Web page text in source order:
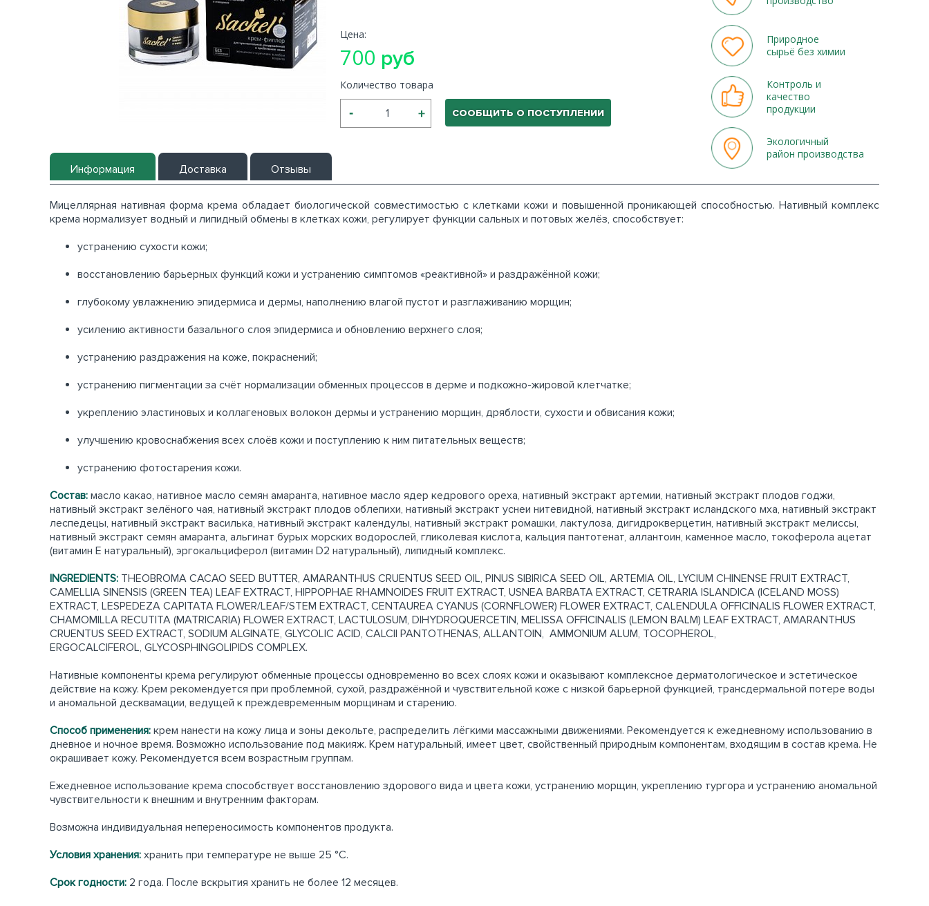
Цена:
700 руб
Количество товара
СООБЩИТЬ О ПОСТУПЛЕНИИ
Природное
сырьё без химии
Контроль и
качество
продукции
Экологичный
район производства
Информация Доставка Отзывы
Мицеллярная нативная форма крема обладает биологической совместимостью с клетками кожи и повышенной проникающей способностью. Нативный комплекс
крема нормализует водный и липидный обмены в клетках кожи, регулирует функции сальных и потовых желёз, способствует:
устранению сухости кожи;
восстановлению барьерных функций кожи и устранению симптомов «реактивной» и раздражённой кожи;
глубокому увлажнению эпидермиса и дермы, наполнению влагой пустот и разглаживанию морщин;
усилению активности базального слоя эпидермиса и обновлению верхнего слоя;
устранению раздражения на коже, покраснений;
устранению пигментации за счёт нормализации обменных процессов в дерме и подкожно-жировой клетчатке;
укреплению эластиновых и коллагеновых волокон дермы и устранению морщин, дряблости, сухости и обвисания кожи;
улучшению кровоснабжения всех слоёв кожи и поступлению к ним питательных веществ;
устранению фотостарения кожи.
Состав: масло какао, нативное масло семян амаранта, нативное масло ядер кедрового ореха, нативный экстракт артемии, нативный экстракт плодов годжи,
нативный экстракт зелёного чая, нативный экстракт плодов облепихи, нативный экстракт уснеи нитевидной, нативный экстракт исландского мха, нативный экстракт
леспедецы, нативный экстракт василька, нативный экстракт календулы, нативный экстракт ромашки, лактулоза, дигидрокверцетин, нативный экстракт мелиссы,
нативный экстракт семян амаранта, альгинат бурых морских водорослей, гликолевая кислота, кальция пантотенат, аллантоин, каменное масло, токоферола ацетат
(витамин Е натуральный), эргокальциферол (витамин D2 натуральный), липидный комплекс.
INGREDIENTS: THEOBROMA CACAO SEED BUTTER, AMARANTHUS CRUENTUS SEED OIL, PINUS SIBIRICA SEED OIL, ARTEMIA OIL, LYCIUM CHINENSE FRUIT EXTRACT,
CAMELLIA SINENSIS (GREEN TEA) LEAF EXTRACT, HIPPOPHAE RHAMNOIDES FRUIT EXTRACT, USNEA BARBATA EXTRACT, CETRARIA ISLANDICA (ICELAND MOSS)
EXTRACT, LESPEDEZA CAPITATA FLOWER/LEAF/STEM EXTRACT, CENTAUREA CYANUS (CORNFLOWER) FLOWER EXTRACT, CALENDULA OFFICINALIS FLOWER EXTRACT,
CHAMOMILLA RECUTITA (MATRICARIA) FLOWER EXTRACT, LACTULOSUM, DIHYDROQUERCETIN, MELISSA OFFICINALIS (LEMON BALM) LEAF EXTRACT, AMARANTHUS
CRUENTUS SEED EXTRACT, SODIUM ALGINATE, GLYCOLIC ACID, CALCII PANTOTHENAS, ALLANTOIN, AMМONIUМ ALUM, TOCOPHEROL,
ERGOCALCIFEROL, GLYCOSPHINGOLIPIDS COMPLEX.
Нативные компоненты крема регулируют обменные процессы одновременно во всех слоях кожи и оказывают комплексное дерматологическое и эстетическое
действие на кожу. Крем рекомендуется при проблемной, сухой, раздражённой и чувствительной коже с низкой барьерной функцией, трансдермальной потере воды
и аномальной десквамации, ведущей к преждевременным морщинам и старению.
Способ применения: крем нанести на кожу лица и зоны декольте, распределить лёгкими массажными движениями. Рекомендуется к ежедневному использованию в
дневное и ночное время. Возможно использование под макияж. Крем натуральный, имеет цвет, свойственный природным компонентам, входящим в состав крема. Не
окрашивает кожу. Рекомендуется всем возрастным группам.
Ежедневное использование крема способствует восстановлению здорового вида и цвета кожи, устранению морщин, укреплению тургора и устранению аномальной
чувствительности к внешним и внутренним факторам.
Возможна индивидуальная непереносимость компонентов продукта.
Условия хранения: хранить при температуре не выше 25 °С.
Срок годности: 2 года. После вскрытия хранить не более 12 месяцев.